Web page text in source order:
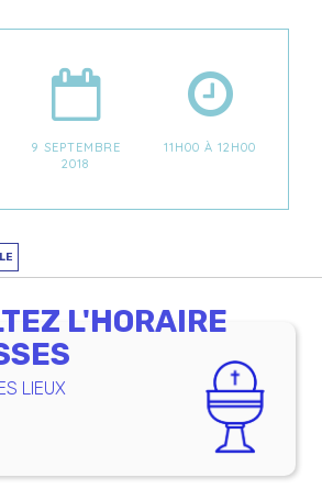
9 SEPTEMBRE
2018
11H00 À 12H00
L'HORAIRE
LIEUX